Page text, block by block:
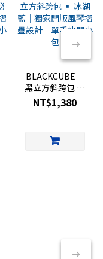
BLACKCUBE｜
黑立方斜跨包 ▪︎
冰湖藍｜獨家開
版風琴摺疊設計
NT$1,380